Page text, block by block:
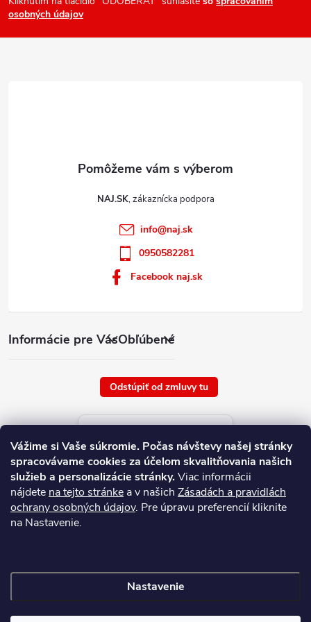
Vážime si Vaše súkromie. Počas návštevy našej stránky
spracovávame cookies za účelom skvalitňovania našich
služieb a personalizácie stránky.Viac informácii
nájdete na tejto stránke a v našich Zásadách a pravidlách
ochrany osobných údajov. Pre úpravu preferencií kliknite
na Nastavenie.
Nastavenie
v
ý
i
osobných údajov
Informácie pre VásObľúbené
NAJ.SK
info@naj.sk
0950582281
Facebook naj.sk
Odstúpiť od zmluvy tu
Aktuálne ceny tovaru
platné od : 7/8/2026
Copyright 2026NAJ.SK. Všetky práva vyhradené.